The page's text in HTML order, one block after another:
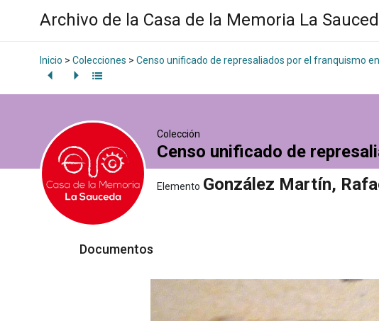
Archivo de la Casa de la Memoria La
Inicio > Colecciones > Censo unificado de represaliados por el franquismo
Colección
Censo unificado de
Elemento González Martín,
Documentos